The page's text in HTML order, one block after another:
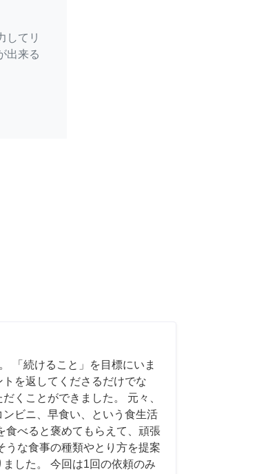
してリ
出来る
「続けること」を目標にいま
を返してくださるだけでな
くことができました。 元々、
ビニ、早食い、という食生活
食べると褒めてもらえて、頑張
うな食事の種類やとり方を提案
した。 今回は1回の依頼のみ